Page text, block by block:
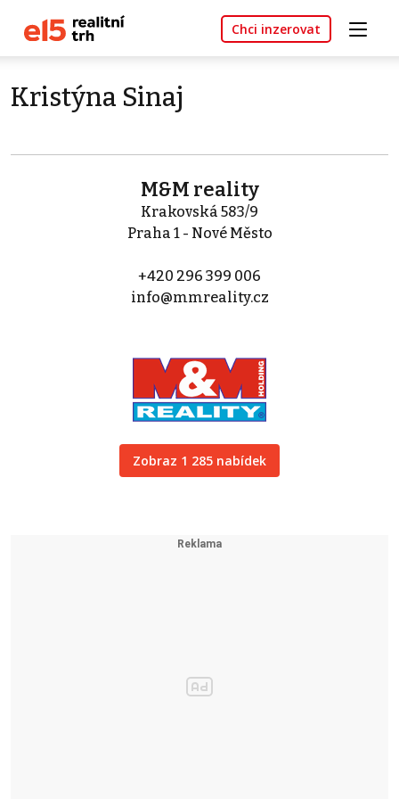
Chci inzerovat
Kristýna Sinaj
M&M reality
Krakovská 583/9
Praha 1 - Nové Město
+420 296 399 006
info@mmreality.cz
Zobraz 1 285 nabídek